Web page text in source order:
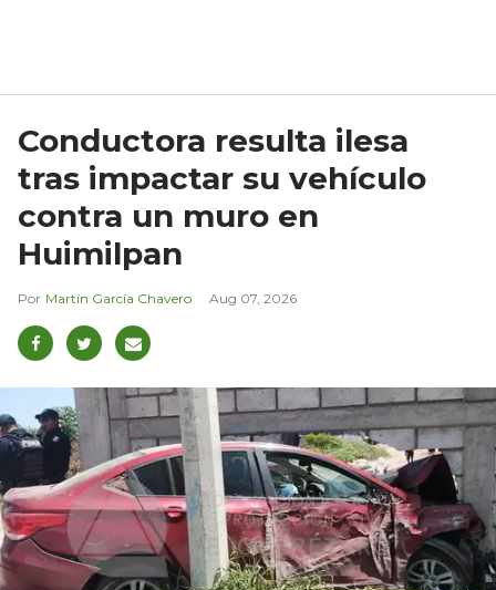
Conductora resulta ilesa
tras impactar su vehículo
contra un muro en
Huimilpan
Martín García Chavero Aug 07, 2026